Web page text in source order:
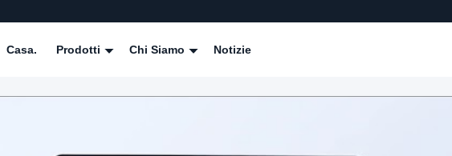
Casa. Prodotti Chi Siamo Notizie